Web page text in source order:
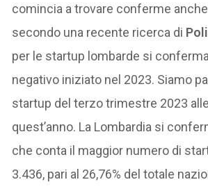
comincia a trovare conferme
secondo una recente ricerca di
per le startup lombarde si
negativo iniziato nel 2023. Siamo
startup del terzo trimestre 2023
quest’anno. La Lombardia si
che conta il maggior numero di
3.436, pari al 26,76% del totale